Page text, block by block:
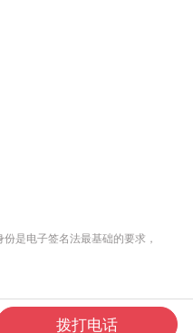
是电子签名法最基础的要求，
拨打电话